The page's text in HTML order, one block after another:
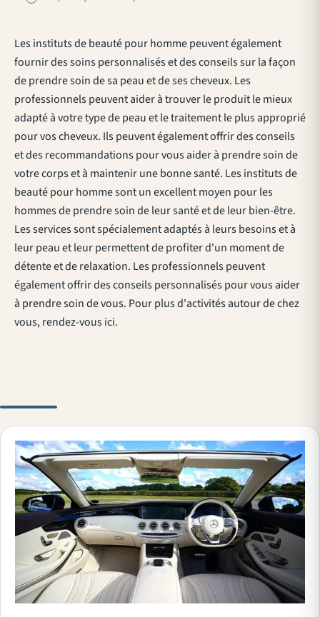
Les instituts de beauté pour homme peuvent également
fournir des soins personnalisés et des conseils sur la façon
de prendre soin de sa peau et de ses cheveux. Les
professionnels peuvent aider à trouver le produit le mieux
adapté à votre type de peau et le traitement le plus approprié
pour vos cheveux. Ils peuvent également offrir des conseils
et des recommandations pour vous aider à prendre soin de
votre corps et à maintenir une bonne santé. Les instituts de
beauté pour homme sont un excellent moyen pour les
hommes de prendre soin de leur santé et de leur bien-être.
Les services sont spécialement adaptés à leurs besoins et à
leur peau et leur permettent de profiter d'un moment de
détente et de relaxation. Les professionnels peuvent
également offrir des conseils personnalisés pour vous aider
à prendre soin de vous. Pour plus d'activités autour de chez
vous,rendez-vous ici.